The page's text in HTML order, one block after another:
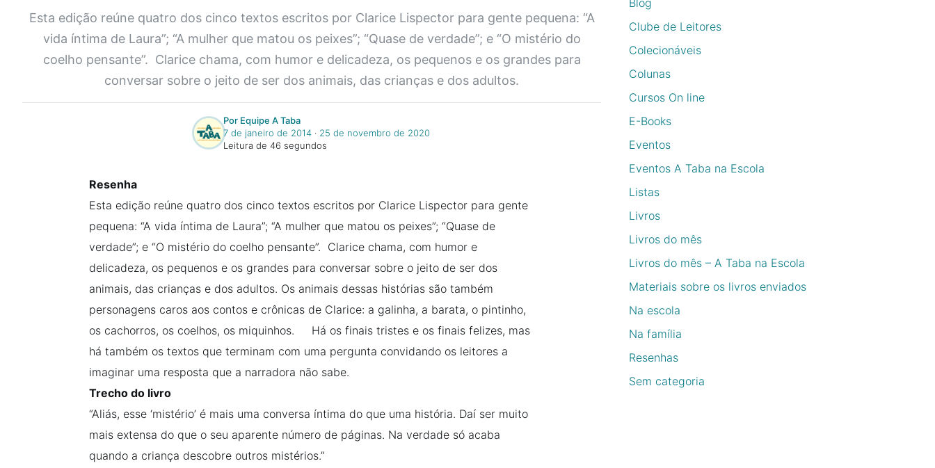
Esta edição reúne quatro dos cinco textos escritos por Clarice Lispector para gente pequena: “A
vida íntima de Laura”; “A mulher que matou os peixes”; “Quase de verdade”; e “O mistério do
coelho pensante”. Clarice chama, com humor e delicadeza, os pequenos e os grandes para
conversar sobre o jeito de ser dos animais, das crianças e dos adultos.
Por Equipe A Taba
7 de janeiro de 2014‧ 25 de novembro de 2020
Leitura de 46 segundos
Resenha
Esta edição reúne quatro dos cinco textos escritos por Clarice Lispector para gente
pequena: “A vida íntima de Laura”; “A mulher que matou os peixes”; “Quase de
verdade”; e “O mistério do coelho pensante”. Clarice chama, com humor e
delicadeza, os pequenos e os grandes para conversar sobre o jeito de ser dos
animais, das crianças e dos adultos. Os animais dessas histórias são também
personagens caros aos contos e crônicas de Clarice: a galinha, a barata, o pintinho,
os cachorros, os coelhos, os miquinhos. Há os finais tristes e os finais felizes, mas
há também os textos que terminam com uma pergunta convidando os leitores a
imaginar uma resposta que a narradora não sabe.
Trecho do livro
“Aliás, esse ‘mistério’ é mais uma conversa íntima do que uma história. Daí ser muito
mais extensa do que o seu aparente número de páginas. Na verdade só acaba
quando a criança descobre outros mistérios.”
Blog
Clube de Leitores
Colecionáveis
Colunas
Cursos On line
E-Books
Eventos
Eventos A Taba na Escola
Listas
Livros
Livros do mês
Livros do mês – A Taba na Escola
Materiais sobre os livros enviados
Na escola
Na família
Resenhas
Sem categoria